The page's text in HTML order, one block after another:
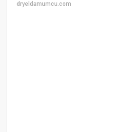
dryeldamumcu.com